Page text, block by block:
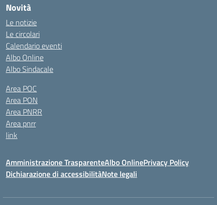
Novità
Le notizie
Le circolari
Calendario eventi
Albo Online
Albo Sindacale
Area POC
Area PON
Area PNRR
Area pnrr
link
Amministrazione TrasparenteAlbo OnlinePrivacy Policy
Dichiarazione di accessibilitàNote legali